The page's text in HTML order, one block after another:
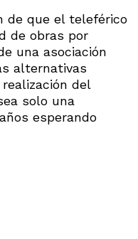
de que el teleférico
de obras por
una asociación
alternativas
del
solo una
esperando